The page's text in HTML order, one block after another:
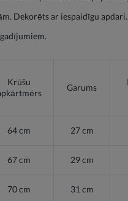
Dekorēts ar iespaidīgu apdari.
Krūšu
Garums
64 cm 27 cm
67 cm 29 cm
70 cm 31 cm